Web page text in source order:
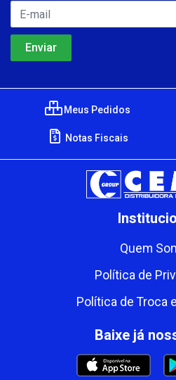
Meus Pedidos
Notas Fiscais
Quem
Política de
Política de Troca
Baixe já